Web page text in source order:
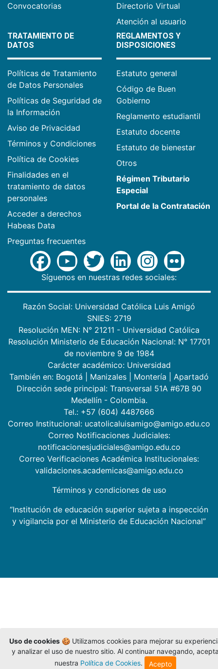
Convocatorias
Directorio Virtual
Atención al usuario
TRATAMIENTO DE
DATOS
Políticas de Tratamiento
de Datos Personales
Políticas de Seguridad de
la Información
Aviso de Privacidad
Términos y Condiciones
Política de Cookies
Finalidades en el
tratamiento de datos
personales
Acceder a derechos
Habeas Data
Preguntas frecuentes
REGLAMENTOS Y
DISPOSICIONES
Estatuto general
Código de Buen
Gobierno
Reglamento estudiantil
Estatuto docente
Estatuto de bienestar
Otros
Régimen Tributario
Especial
Portal de la Contratación
Síguenos en nuestras redes sociales:
Razón Social: Universidad Católica Luis Amigó
SNIES: 2719
Resolución MEN: N° 21211 - Universidad Católica
Resolución Ministerio de Educación Nacional: N° 17701
de noviembre 9 de 1984
Carácter académico: Universidad
También en: Bogotá Manizales Montería
Apartadó
Dirección sede principal: Transversal 51A #67B 90
Medellín - Colombia.
Tel.: +57 (604) 4487666
Correo Institucional: ucatolicaluisamigo@amigo.edu.co
Correo Notificaciones Judiciales:
notificacionesjudiciales@amigo.edu.co
Correo Verificaciones Académica Institucionales:
validaciones.academicas@amigo.edu.co
Términos y condiciones de uso
“Institución de educación superior sujeta a inspección
y vigilancia por el Ministerio de Educación Nacional”
Uso de cookies 🍪 Utilizamos cookies para mejorar su
y analizar el uso de nuestro sitio. Al continuar navegando,
nuestra Política de Cookies. Acepto